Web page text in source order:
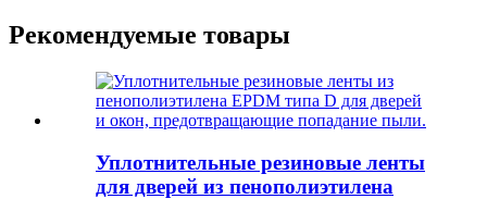
Рекомендуемые товары
Уплотнительные резиновые ленты
для дверей из пенополиэтилена